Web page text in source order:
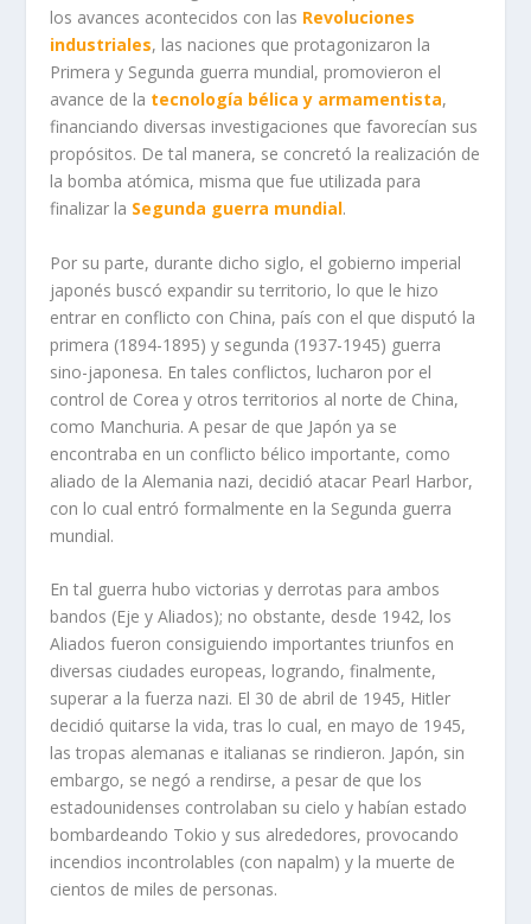
los avances acontecidos con las Revoluciones
industriales, las naciones que protagonizaron la
Primera y Segunda guerra mundial, promovieron el
avance de la tecnología bélica y armamentista,
financiando diversas investigaciones que favorecían sus
propósitos. De tal manera, se concretó la realización de
la bomba atómica, misma que fue utilizada para
finalizar la Segunda guerra mundial.
Por su parte, durante dicho siglo, el gobierno imperial
japonés buscó expandir su territorio, lo que le hizo
entrar en conflicto con China, país con el que disputó la
primera (1894-1895) y segunda (1937-1945) guerra
sino-japonesa. En tales conflictos, lucharon por el
control de Corea y otros territorios al norte de China,
como Manchuria. A pesar de que Japón ya se
encontraba en un conflicto bélico importante, como
aliado de la Alemania nazi, decidió atacar Pearl Harbor,
con lo cual entró formalmente en la Segunda guerra
mundial.
En tal guerra hubo victorias y derrotas para ambos
bandos (Eje y Aliados); no obstante, desde 1942, los
Aliados fueron consiguiendo importantes triunfos en
diversas ciudades europeas, logrando, finalmente,
superar a la fuerza nazi. El 30 de abril de 1945, Hitler
decidió quitarse la vida, tras lo cual, en mayo de 1945,
las tropas alemanas e italianas se rindieron. Japón, sin
embargo, se negó a rendirse, a pesar de que los
estadounidenses controlaban su cielo y habían estado
bombardeando Tokio y sus alrededores, provocando
incendios incontrolables (con napalm) y la muerte de
cientos de miles de personas.